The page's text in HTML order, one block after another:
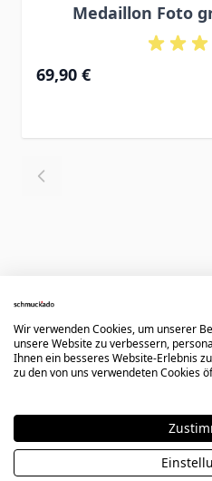
Medaillon Foto
69,90 €
Ivana
Wir verwenden Cookies, um unserer
unsere Website zu verbessern,
Ihnen ein besseres Website-Erlebnis
zu den von uns verwendeten Cookies